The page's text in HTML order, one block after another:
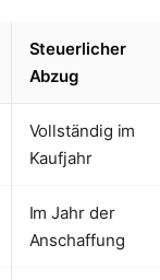
Steuerlicher
Abzug
Vollständig im
Kaufjahr
Im Jahr der
Anschaffung